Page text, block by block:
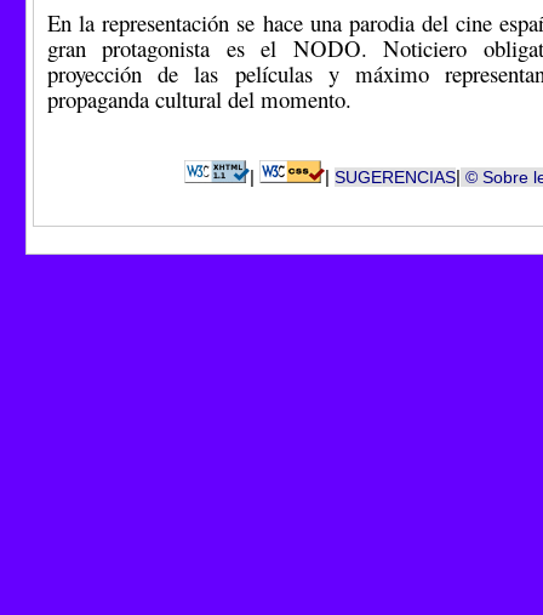
En la representación se hace una parodia del cine
gran protagonista es el NODO. Noticiero
proyección de las películas y máximo
propaganda cultural del momento.
| |SUGERENCIAS| © Sobre